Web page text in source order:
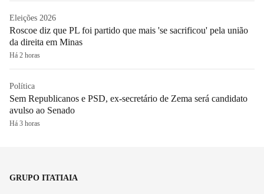
Eleições 2026
Roscoe diz que PL foi partido que mais 'se sacrificou' pela união
da direita em Minas
Há 2 horas
Política
Sem Republicanos e PSD, ex-secretário de Zema será candidato
avulso ao Senado
Há 3 horas
GRUPO ITATIAIA